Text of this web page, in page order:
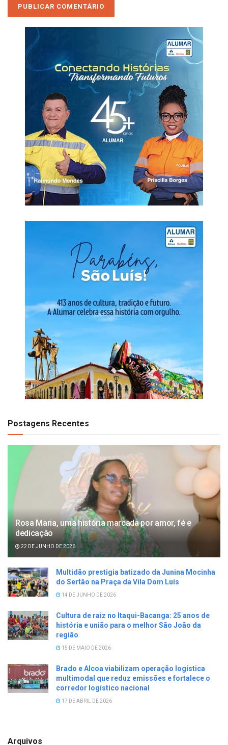
Postagens Recentes
Rosa Maria, uma história marcada por amor, fé e
dedicação
22 DE JUNHO DE 2026
Multidão prestigia batizado da Junina Mocinha
do Sertão na Praça da Vila Dom Luís
14 DE JUNHO DE 2026
Cultura de raiz no Itaqui-Bacanga: 25 anos de
história e união para o melhor São João da
região
15 DE MAIO DE 2026
Brado e Alcoa viabilizam operação logística
multimodal que reduz emissões e fortalece o
corredor logístico nacional
17 DE ABRIL DE 2026
Arquivos